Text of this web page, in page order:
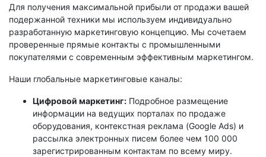
Для получения максимальной прибыли от продажи вашей
подержанной техники мы используем индивидуально
разработанную маркетинговую концепцию. Мы сочетаем
проверенные прямые контакты с промышленными
покупателями с современным эффективным маркетингом.
Наши глобальные маркетинговые каналы:
Цифровой маркетинг: Подробное размещение
информации на ведущих порталах по продаже
оборудования, контекстная реклама (Google Ads) и
рассылка электронных писем более чем 100 000
зарегистрированным контактам по всему миру.